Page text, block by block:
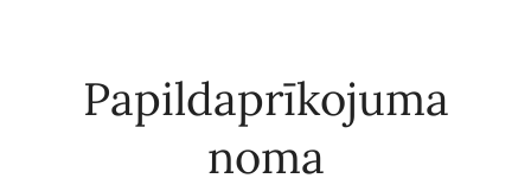
Papildaprīkojuma
noma